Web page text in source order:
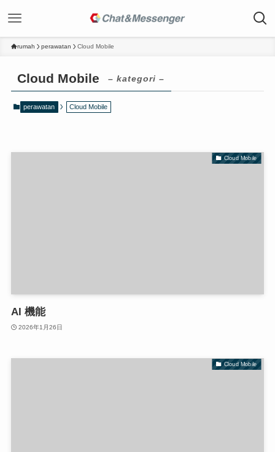
rumah perawatan Cloud Mobile
Cloud Mobile – kategori –
perawatan Cloud Mobile
Cloud Mobile
AI 機能
2026年1月26日
Cloud Mobile